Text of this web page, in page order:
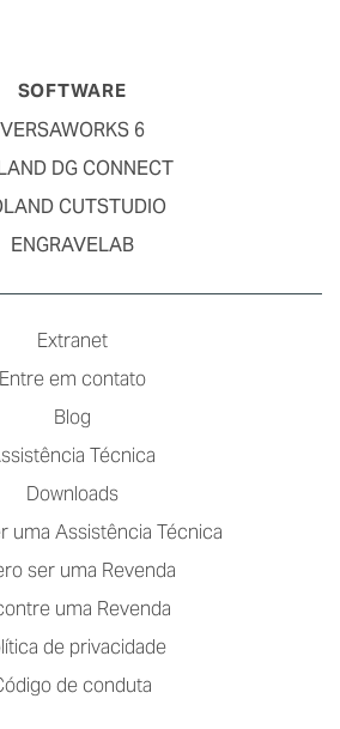
SOFTWARE
VERSAWORKS 6
DG CONNECT
CUTSTUDIO
ENGRAVELAB
Extranet
Entre em contato
Blog
Técnica
Downloads
uma Assistência Técnica
ser uma Revenda
uma Revenda
de privacidade
de conduta